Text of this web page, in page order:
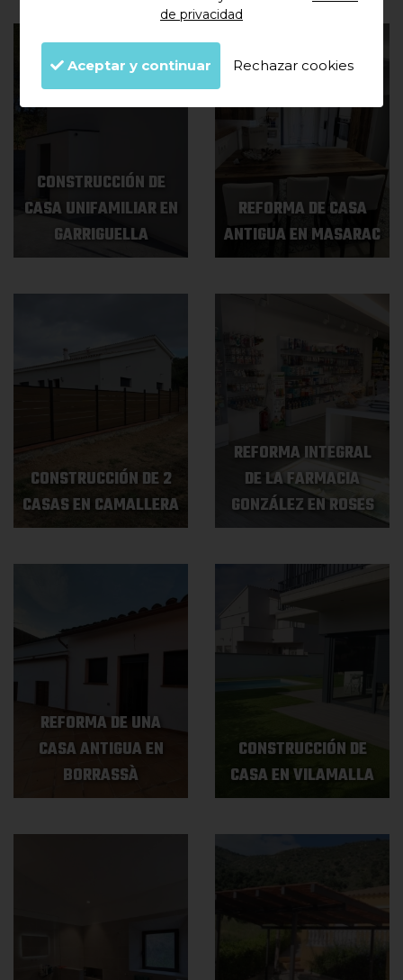
CONSTRUCCIÓN DE
CASA UNIFAMILIAR EN
GARRIGUELLA
REFORMA DE CASA
ANTIGUA EN MASARAC
CONSTRUCCIÓN DE 2
CASAS EN CAMALLERA
REFORMA INTEGRAL
DE LA FARMACIA
GONZÁLEZ EN ROSES
REFORMA DE UNA
CASA ANTIGUA EN
BORRASSÀ
CONSTRUCCIÓN DE
CASA EN VILAMALLA
de privacidad
Aceptar y continuar Rechazar cookies